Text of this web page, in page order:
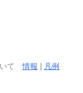
いて情報 凡例